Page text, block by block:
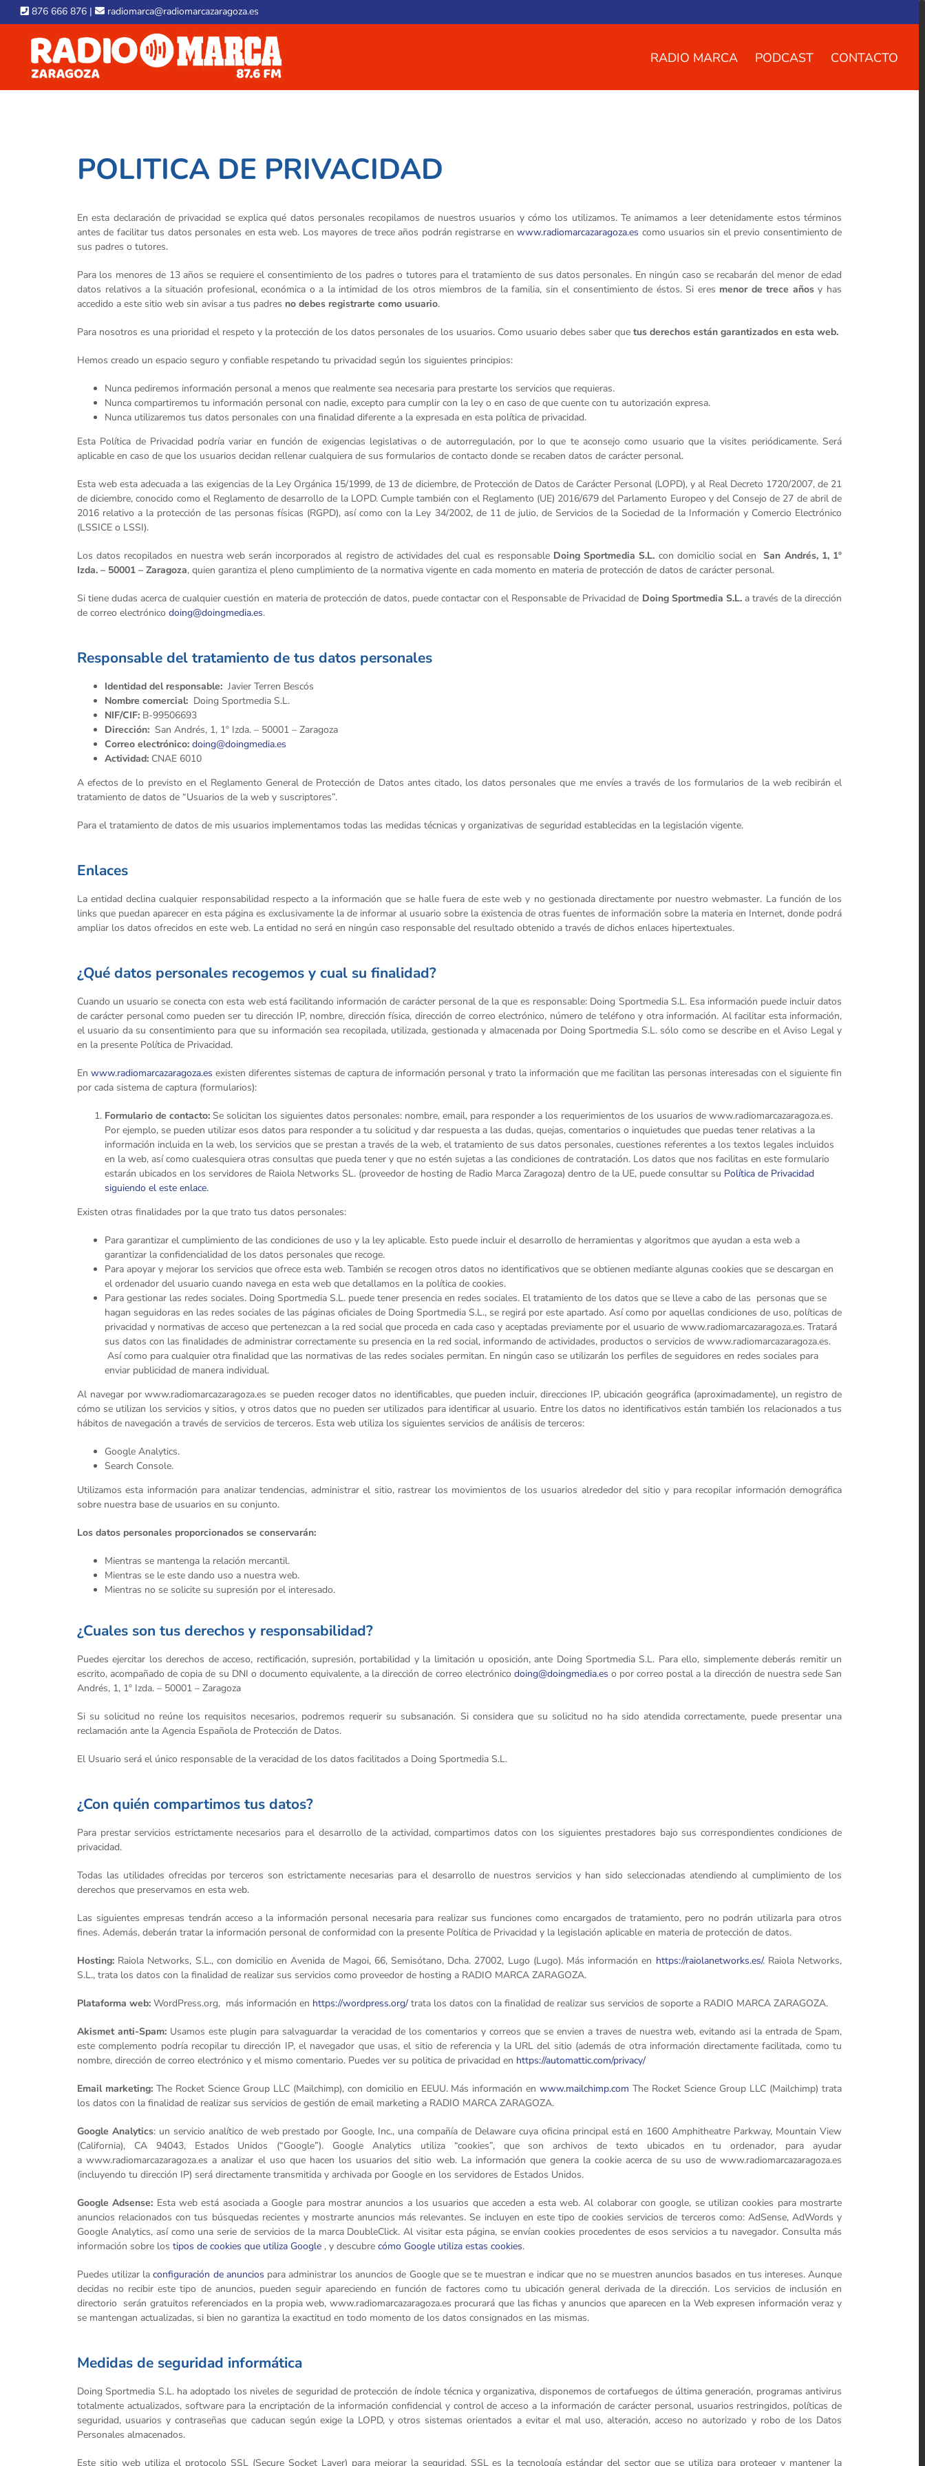
to
876 666 876 | radiomarca@radiomarcazaragoza.es
RADIO MARCA PODCAST CONTACTO
POLITICA DE PRIVACIDAD
En esta declaración de privacidad se explica qué datos personales recopilamos de nuestros usuarios y cómo los utilizamos. Te animamos a leer detenidamente estos términos
antes de facilitar tus datos personales en esta web. Los mayores de trece años podrán registrarse enwww.radiomarcazaragoza.es como usuarios sin el previo consentimiento de
sus padres o tutores.
Para los menores de 13 años se requiere el consentimiento de los padres o tutores para el tratamiento de sus datos personales. En ningún caso se recabarán del menor de edad
datos relativos a la situación profesional, económica o a la intimidad de los otros miembros de la familia, sin el consentimiento de éstos. Si eres menor de trece añosy has
accedido a este sitio web sin avisar a tus padres no debes registrarte como usuario.
Para nosotros es una prioridad el respeto y la protección de los datos personales de los usuarios. Como usuario debes saber que tus derechos están garantizados en esta web.
Hemos creado un espacio seguro y confiable respetando tu privacidad según los siguientes principios:
Nunca pediremos información personal a menos que realmente sea necesaria para prestarte los servicios que requieras.
Nunca compartiremos tu información personal con nadie, excepto para cumplir con la ley o en caso de que cuente con tu autorización expresa.
Nunca utilizaremos tus datos personales con una finalidad diferente a la expresada en esta política de privacidad.
Esta Política de Privacidad podría variar en función de exigencias legislativas o de autorregulación, por lo que te aconsejo como usuario que la visites periódicamente. Será
aplicable en caso de que los usuarios decidan rellenar cualquiera de sus formularios de contacto donde se recaben datos de carácter personal.
Esta web esta adecuada a las exigencias de la Ley Orgánica 15/1999, de 13 de diciembre, de Protección de Datos de Carácter Personal (LOPD), y al Real Decreto 1720/2007, de 21
de diciembre, conocido como el Reglamento de desarrollo de la LOPD. Cumple también con el Reglamento (UE) 2016/679 del Parlamento Europeo y del Consejo de 27 de abril de
2016 relativo a la protección de las personas físicas (RGPD), así como con la Ley 34/2002, de 11 de julio, de Servicios de la Sociedad de la Información y Comercio Electrónico
(LSSICE o LSSI).
Los datos recopilados en nuestra web serán incorporados al registro de actividades del cual es responsable Doing Sportmedia S.L. con domicilio social en San Andrés, 1, 1º
Izda. – 50001 – Zaragoza, quien garantiza el pleno cumplimiento de la normativa vigente en cada momento en materia de protección de datos de carácter personal.
Si tiene dudas acerca de cualquier cuestión en materia de protección de datos, puede contactar con el Responsable de Privacidad de Doing Sportmedia S.L.a través de la dirección
de correo electrónico doing@doingmedia.es.
Responsable del tratamiento de tus datos personales
Identidad del responsable: Javier Terren Bescós
Nombre comercial: Doing Sportmedia S.L.
NIF/CIF: B-99506693
Dirección: San Andrés, 1, 1º Izda. – 50001 – Zaragoza
Correo electrónico: doing@doingmedia.es
Actividad: CNAE 6010
A efectos de lo previsto en el Reglamento General de Protección de Datos antes citado, los datos personales que me envíes a través de los formularios de la web recibirán el
tratamiento de datos de “Usuarios de la web y suscriptores”.
Para el tratamiento de datos de mis usuarios implementamos todas las medidas técnicas y organizativas de seguridad establecidas en la legislación vigente.
Enlaces
La entidad declina cualquier responsabilidad respecto a la información que se halle fuera de este web y no gestionada directamente por nuestro webmaster. La función de los
links que puedan aparecer en esta página es exclusivamente la de informar al usuario sobre la existencia de otras fuentes de información sobre la materia en Internet, donde podrá
ampliar los datos ofrecidos en este web. La entidad no será en ningún caso responsable del resultado obtenido a través de dichos enlaces hipertextuales.
¿Qué datos personales recogemos y cual su finalidad?
Cuando un usuario se conecta con esta web está facilitando información de carácter personal de la que es responsable: Doing Sportmedia S.L. Esa información puede incluir datos
de carácter personal como pueden ser tu dirección IP, nombre, dirección física, dirección de correo electrónico, número de teléfono y otra información. Al facilitar esta información,
el usuario da su consentimiento para que su información sea recopilada, utilizada, gestionada y almacenada por Doing Sportmedia S.L. sólo como se describe en el Aviso Legal y
en la presente Política de Privacidad.
En www.radiomarcazaragoza.es existen diferentes sistemas de captura de información personal y trato la información que me facilitan las personas interesadas con el siguiente fin
por cada sistema de captura (formularios):
Formulario de contacto: Se solicitan los siguientes datos personales: nombre, email, para responder a los requerimientos de los usuarios de www.radiomarcazaragoza.es.
Por ejemplo, se pueden utilizar esos datos para responder a tu solicitud y dar respuesta a las dudas, quejas, comentarios o inquietudes que puedas tener relativas a la
información incluida en la web, los servicios que se prestan a través de la web, el tratamiento de sus datos personales, cuestiones referentes a los textos legales incluidos
en la web, así como cualesquiera otras consultas que pueda tener y que no estén sujetas a las condiciones de contratación. Los datos que nos facilitas en este formulario
estarán ubicados en los servidores de Raiola Networks SL. (proveedor de hosting de Radio Marca Zaragoza) dentro de la UE, puede consultar su Política de Privacidad
siguiendo el este enlace.
Existen otras finalidades por la que trato tus datos personales:
Para garantizar el cumplimiento de las condiciones de uso y la ley aplicable. Esto puede incluir el desarrollo de herramientas y algoritmos que ayudan a esta web a
garantizar la confidencialidad de los datos personales que recoge.
Para apoyar y mejorar los servicios que ofrece esta web. También se recogen otros datos no identificativos que se obtienen mediante algunas cookies que se descargan en
el ordenador del usuario cuando navega en esta web que detallamos en la política de cookies.
Para gestionar las redes sociales. Doing Sportmedia S.L. puede tener presencia en redes sociales. El tratamiento de los datos que se lleve a cabo de las personas que se
hagan seguidoras en las redes sociales de las páginas oficiales de Doing Sportmedia S.L., se regirá por este apartado. Así como por aquellas condiciones de uso, políticas de
privacidad y normativas de acceso que pertenezcan a la red social que proceda en cada caso y aceptadas previamente por el usuario de www.radiomarcazaragoza.es. Tratará
sus datos con las finalidades de administrar correctamente su presencia en la red social, informando de actividades, productos o servicios de www.radiomarcazaragoza.es.
Así como para cualquier otra finalidad que las normativas de las redes sociales permitan. En ningún caso se utilizarán los perfiles de seguidores en redes sociales para
enviar publicidad de manera individual.
Al navegar por www.radiomarcazaragoza.es se pueden recoger datos no identificables, que pueden incluir, direcciones IP, ubicación geográfica (aproximadamente), un registro de
cómo se utilizan los servicios y sitios, y otros datos que no pueden ser utilizados para identificar al usuario. Entre los datos no identificativos están también los relacionados a tus
hábitos de navegación a través de servicios de terceros. Esta web utiliza los siguientes servicios de análisis de terceros:
Google Analytics.
Search Console.
Utilizamos esta información para analizar tendencias, administrar el sitio, rastrear los movimientos de los usuarios alrededor del sitio y para recopilar información demográfica
sobre nuestra base de usuarios en su conjunto.
Los datos personales proporcionados se conservarán:
Mientras se mantenga la relación mercantil.
Mientras se le este dando uso a nuestra web.
Mientras no se solicite su supresión por el interesado.
¿Cuales son tus derechos y responsabilidad?
Puedes ejercitar los derechos de acceso, rectificación, supresión, portabilidad y la limitación u oposición, ante Doing Sportmedia S.L. Para ello, simplemente deberás remitir un
escrito, acompañado de copia de su DNI o documento equivalente, a la dirección de correo electrónico doing@doingmedia.es o por correo postal a la dirección de nuestra sede San
Andrés, 1, 1º Izda. – 50001 – Zaragoza
Si su solicitud no reúne los requisitos necesarios, podremos requerir su subsanación. Si considera que su solicitud no ha sido atendida correctamente, puede presentar una
reclamación ante la Agencia Española de Protección de Datos.
El Usuario será el único responsable de la veracidad de los datos facilitados a Doing Sportmedia S.L.
¿Con quién compartimos tus datos?
Para prestar servicios estrictamente necesarios para el desarrollo de la actividad, compartimos datos con los siguientes prestadores bajo sus correspondientes condiciones de
privacidad.
Todas las utilidades ofrecidas por terceros son estrictamente necesarias para el desarrollo de nuestros servicios y han sido seleccionadas atendiendo al cumplimiento de los
derechos que preservamos en esta web.
Las siguientes empresas tendrán acceso a la información personal necesaria para realizar sus funciones como encargados de tratamiento, pero no podrán utilizarla para otros
fines. Además, deberán tratar la información personal de conformidad con la presente Política de Privacidad y la legislación aplicable en materia de protección de datos.
Hosting: Raiola Networks, S.L., con domicilio en Avenida de Magoi, 66, Semisótano, Dcha. 27002, Lugo (Lugo). Más información en https://raiolanetworks.es/. Raiola Networks,
S.L., trata los datos con la finalidad de realizar sus servicios como proveedor de hosting a RADIO MARCA ZARAGOZA.
Plataforma web: WordPress.org, más información en https://wordpress.org/ trata los datos con la finalidad de realizar sus servicios de soporte a RADIO MARCA ZARAGOZA.
Akismet anti-Spam: Usamos este plugin para salvaguardar la veracidad de los comentarios y correos que se envien a traves de nuestra web, evitando asi la entrada de Spam,
este complemento podría recopilar tu dirección IP, el navegador que usas, el sitio de referencia y la URL del sitio (además de otra información directamente facilitada, como tu
nombre, dirección de correo electrónico y el mismo comentario. Puedes ver su politica de privacidad en https://automattic.com/privacy/
Email marketing:The Rocket Science Group LLC (Mailchimp), con domicilio en EEUU. Más información enwww.mailchimp.com The Rocket Science Group LLC (Mailchimp) trata
los datos con la finalidad de realizar sus servicios de gestión de email marketing a RADIO MARCA ZARAGOZA.
Google Analytics: un servicio analítico de web prestado por Google, Inc., una compañía de Delaware cuya oficina principal está en 1600 Amphitheatre Parkway, Mountain View
(California), CA 94043, Estados Unidos (“Google”). Google Analytics utiliza “cookies”, que son archivos de texto ubicados en tu ordenador, para ayudar
a www.radiomarcazaragoza.es a analizar el uso que hacen los usuarios del sitio web. La información que genera la cookie acerca de su uso de www.radiomarcazaragoza.es
(incluyendo tu dirección IP) será directamente transmitida y archivada por Google en los servidores de Estados Unidos.
Google Adsense: Esta web está asociada a Google para mostrar anuncios a los usuarios que acceden a esta web. Al colaborar con google, se utilizan cookies para mostrarte
anuncios relacionados con tus búsquedas recientes y mostrarte anuncios más relevantes. Se incluyen en este tipo de cookies servicios de terceros como: AdSense, AdWords y
Google Analytics, así como una serie de servicios de la marca DoubleClick. Al visitar esta página, se envían cookies procedentes de esos servicios a tu navegador. Consulta más
información sobre los tipos de cookies que utiliza Google , y descubre cómo Google utiliza estas cookies.
Puedes utilizar laconfiguración de anuncios para administrar los anuncios de Google que se te muestran e indicar que no se muestren anuncios basados en tus intereses. Aunque
decidas no recibir este tipo de anuncios, pueden seguir apareciendo en función de factores como tu ubicación general derivada de la dirección. Los servicios de inclusión en
directorio serán gratuitos referenciados en la propia web, www.radiomarcazaragoza.es procurará que las fichas y anuncios que aparecen en la Web expresen información veraz y
se mantengan actualizadas, si bien no garantiza la exactitud en todo momento de los datos consignados en las mismas.
Medidas de seguridad informática
Doing Sportmedia S.L. ha adoptado los niveles de seguridad de protección de índole técnica y organizativa, disponemos de cortafuegos de última generación, programas antivirus
totalmente actualizados, software para la encriptación de la información confidencial y control de acceso a la información de carácter personal, usuarios restringidos, políticas de
seguridad, usuarios y contraseñas que caducan según exige la LOPD, y otros sistemas orientados a evitar el mal uso, alteración, acceso no autorizado y robo de los Datos
Personales almacenados.
Este sitio web utiliza el protocolo SSL (Secure Socket Layer) para mejorar la seguridad. SSL es la tecnología estándar del sector que se utiliza para proteger y mantener la